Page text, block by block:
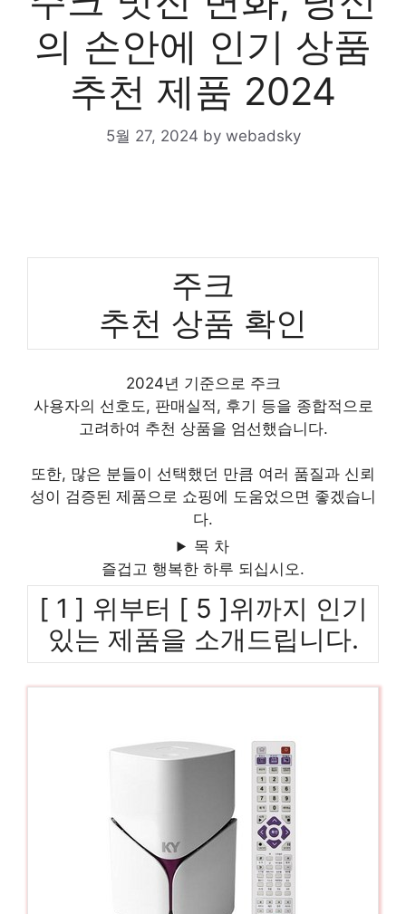
의 손안에 인기 상품
추천 제품 2024
5월 27, 2024 by webadsky
주크
추천 상품 확인
2024년 기준으로 주크
사용자의 선호도, 판매실적, 후기 등을 종합적으로
고려하여 추천 상품을 엄선했습니다.
또한, 많은 분들이 선택했던 만큼 여러 품질과 신뢰
성이 검증된 제품으로 쇼핑에 도움었으면 좋겠습니
다.
목 차
즐겁고 행복한 하루 되십시오.
[ 1 ] 위부터 [ 5 ]위까지 인기
있는 제품을 소개드립니다.